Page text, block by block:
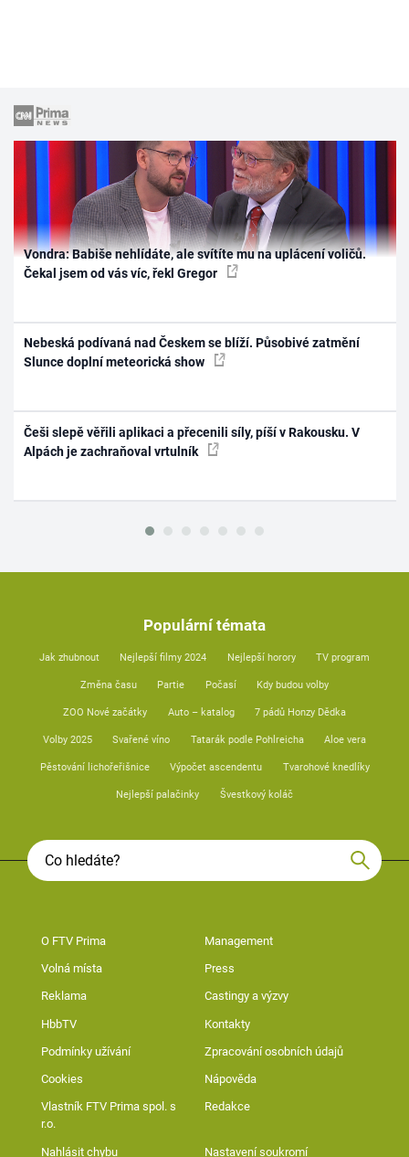
Vondra: Babiše nehlídáte, ale svítíte mu na uplácení voličů.
Čekal jsem od vás víc, řekl Gregor
Nebeská podívaná nad Českem se blíží. Působivé zatmění
Slunce doplní meteorická show
Češi slepě věřili aplikaci a přecenili síly, píší v Rakousku. V
Alpách je zachraňoval vrtulník
Populární témata
Jak zhubnout Nejlepší filmy 2024 Nejlepší horory TV program
Změna času Partie Počasí Kdy budou volby
ZOO Nové začátky Auto – katalog 7 pádů Honzy Dědka
Volby 2025 Svařené víno Tatarák podle Pohlreicha Aloe vera
Pěstování lichořeřišnice Výpočet ascendentu Tvarohové knedlíky
Nejlepší palačinky Švestkový koláč
O FTV Prima Management
Volná místa Press
Reklama Castingy a výzvy
HbbTV Kontakty
Podmínky užívání Zpracování osobních údajů
Cookies Nápověda
Vlastník FTV Prima spol. s
r.o.
Redakce
Nahlásit chybu Nastavení soukromí